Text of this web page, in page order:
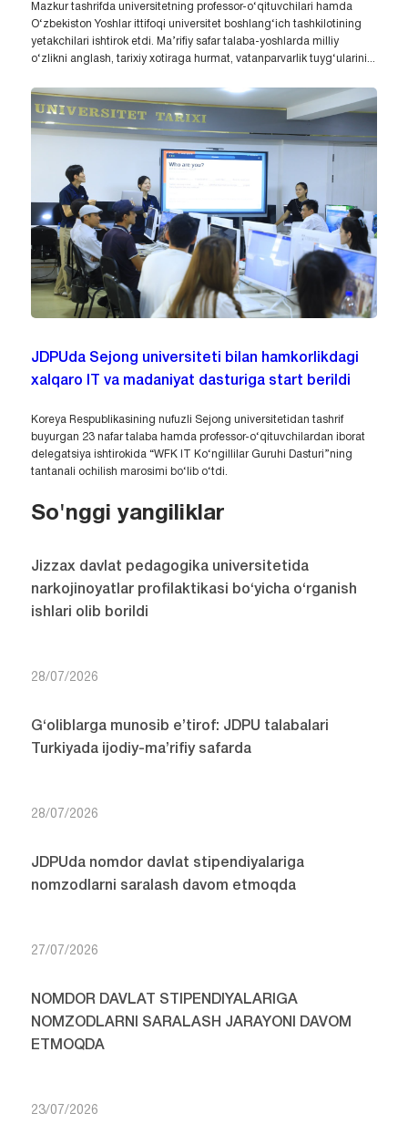
Mazkur tashrifda universitetning professor-o‘qituvchilari hamda
O‘zbekiston Yoshlar ittifoqi universitet boshlang‘ich tashkilotining
yetakchilari ishtirok etdi. Ma’rifiy safar talaba-yoshlarda milliy
o‘zlikni anglash, tarixiy xotiraga hurmat, vatanparvarlik tuyg‘ularini...
JDPUda Sejong universiteti bilan hamkorlikdagi
xalqaro IT va madaniyat dasturiga start berildi
Koreya Respublikasining nufuzli Sejong universitetidan tashrif
buyurgan 23 nafar talaba hamda professor-o‘qituvchilardan iborat
delegatsiya ishtirokida “WFK IT Ko‘ngillilar Guruhi Dasturi”ning
tantanali ochilish marosimi bo‘lib o‘tdi.
So'nggi yangiliklar
Jizzax davlat pedagogika universitetida
narkojinoyatlar profilaktikasi bo‘yicha o‘rganish
ishlari olib borildi
28/07/2026
G‘oliblarga munosib e’tirof: JDPU talabalari
Turkiyada ijodiy-ma’rifiy safarda
28/07/2026
JDPUda nomdor davlat stipendiyalariga
nomzodlarni saralash davom etmoqda
27/07/2026
NOMDOR DAVLAT STIPENDIYALARIGA
NOMZODLARNI SARALASH JARAYONI DAVOM
ETMOQDA
23/07/2026